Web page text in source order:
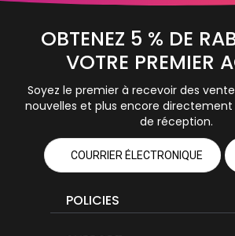
OBTENEZ 5 % DE
VOTRE PREMIER
Soyez le premier à recevoir des
nouvelles et plus encore
de réception.
POLICIES